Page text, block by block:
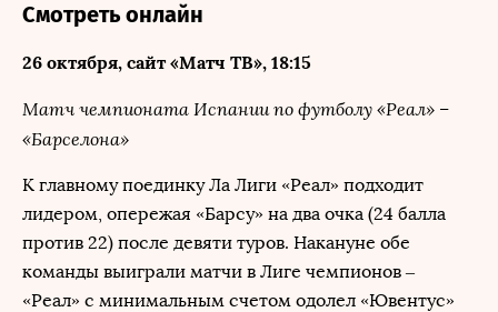
Смотреть онлайн
26 октября, сайт «Матч ТВ», 18:15
Матч чемпионата Испании по футболу «Реал» –
«Барселона»
К главному поединку Ла Лиги «Реал» подходит
лидером, опережая «Барсу» на два очка (24 балла
против 22) после девяти туров. Накануне обе
команды выиграли матчи в Лиге чемпионов –
«Реал» с минимальным счетом одолел «Ювентус»